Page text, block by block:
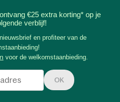
€25 extra korting* op je
verblijf!
en profiteer van de
voor de welkomstaanbieding.
OK